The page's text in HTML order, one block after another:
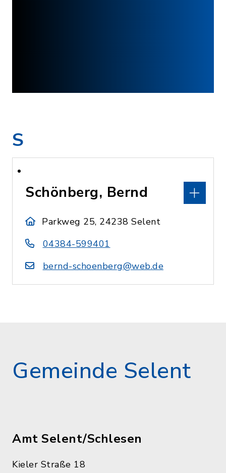
S
Schönberg, Bernd
Parkweg 25, 24238 Selent
04384-599401
bernd-schoenberg@web.de
Gemeinde Selent
Amt Selent/Schlesen
Kieler Straße 18